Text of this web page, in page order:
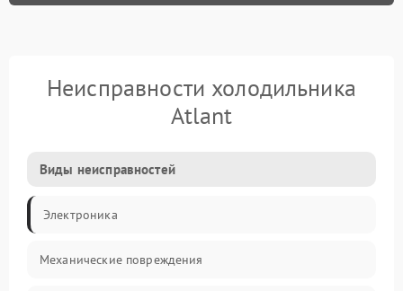
Неисправности холодильника
Atlant
Виды неисправностей
Электроника
Механические повреждения